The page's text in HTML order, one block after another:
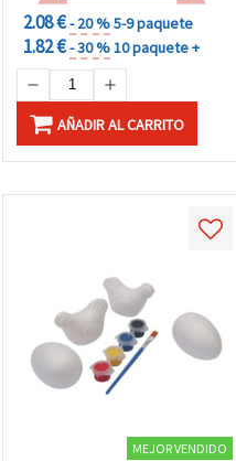
2.08 €- 20 %5-9 paquete
1.82 €- 30 %10 paquete +
AÑADIR AL CARRITO
MEJOR VENDIDO